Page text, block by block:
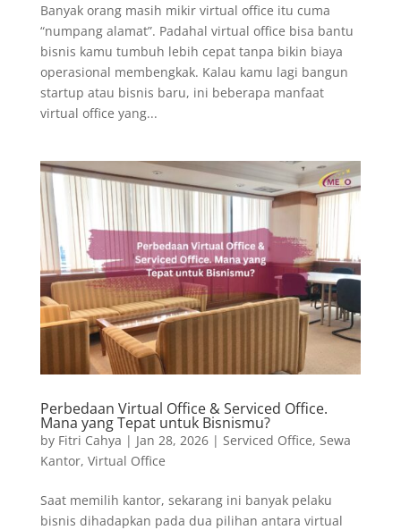
Banyak orang masih mikir virtual office itu cuma
“numpang alamat”. Padahal virtual office bisa bantu
bisnis kamu tumbuh lebih cepat tanpa bikin biaya
operasional membengkak. Kalau kamu lagi bangun
startup atau bisnis baru, ini beberapa manfaat
virtual office yang...
Perbedaan Virtual Office & Serviced Office.
Mana yang Tepat untuk Bisnismu?
by Fitri Cahya | Jan 28, 2026| Serviced Office, Sewa
Kantor, Virtual Office
Saat memilih kantor, sekarang ini banyak pelaku
bisnis dihadapkan pada dua pilihan antara virtual